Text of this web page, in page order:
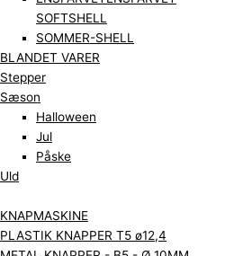
SOFTSHELL
SOMMER-SHELL
BLANDET VARER
Stepper
Sæson
Halloween
Jul
Påske
Uld
KNAPMASKINE
PLASTIK KNAPPER T5 ø12,4